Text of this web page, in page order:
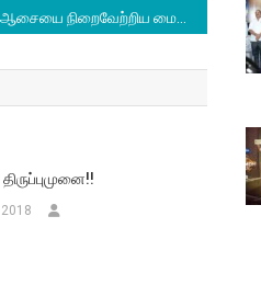
ஆசையை நிறைவேற்றிய மைம் கோபி